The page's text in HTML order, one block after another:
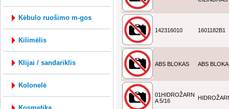
kėbulo ruošimo m-gos
kilimėlis
klijai / sandariklis
kolonelė
142316010 1601182B1
ABS BLOKAS ABS
01HIDROŽARN
A 5/16